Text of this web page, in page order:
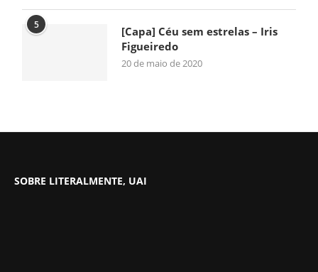
5
[Capa] Céu sem estrelas – Iris
Figueiredo
20 de maio de 2020
SOBRE LITERALMENTE, UAI